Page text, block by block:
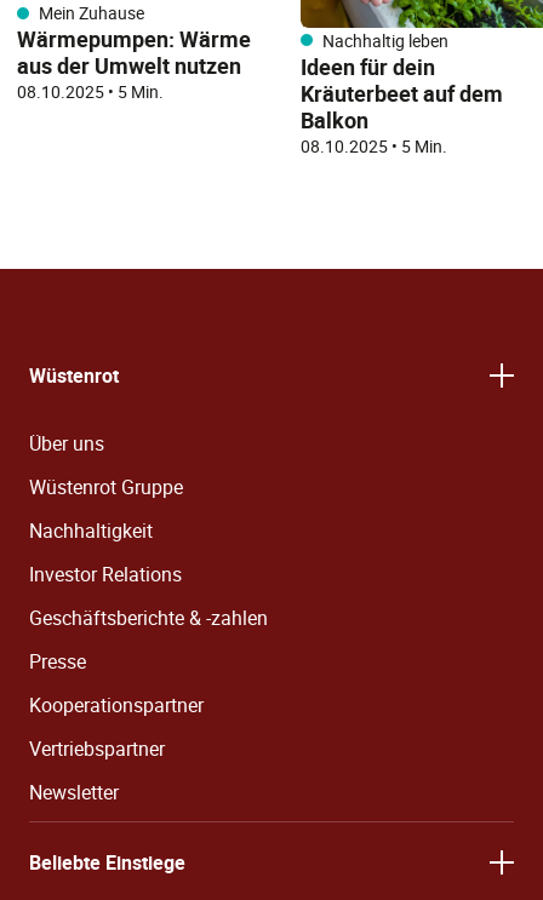
Mein Zuhause
Wärmepumpen: ​​Wärme
aus der Umwelt nutzen
08.10.2025• 5 Min.
Nachhaltig leben
Ideen für dein
Kräuterbeet auf dem
Balkon
08.10.2025 • 5 Min.
Wüstenrot
Über uns
Wüstenrot Gruppe
Nachhaltigkeit
Investor Relations
Geschäftsberichte & -zahlen
Presse
Kooperationspartner
Vertriebspartner
Newsletter
Beliebte Einstiege